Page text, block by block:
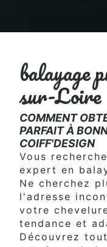
balayage
sur-Loire
COMMENT
PARFAIT À
COIFF'DESIGN
Vous
expert en
Ne cherchez
l'adresse
votre
tendance et
Découvrez